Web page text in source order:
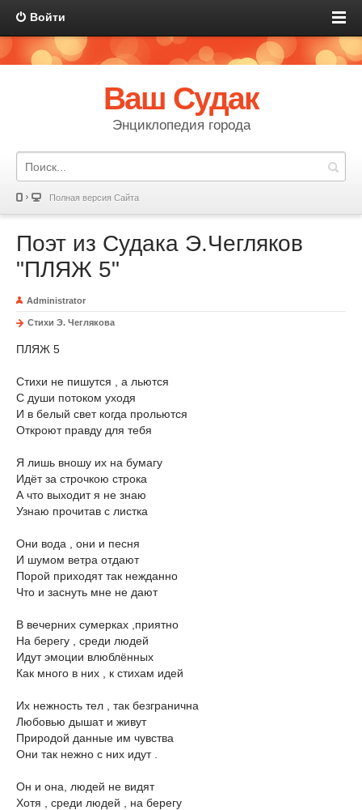
Войти
Ваш Судак
Энциклопедия города
Полная версия Сайта
Поэт из Судака Э.Чегляков
"ПЛЯЖ 5"
Administrator
Стихи Э. Чеглякова
ПЛЯЖ 5
Стихи не пишутся , а льются
С души потоком уходя
И в белый свет когда прольются
Откроют правду для тебя
Я лишь вношу их на бумагу
Идёт за строчкою строка
А что выходит я не знаю
Узнаю прочитав с листка
Они вода , они и песня
И шумом ветра отдают
Порой приходят так нежданно
Что и заснуть мне не дают
В вечерних сумерках ,приятно
На берегу , среди людей
Идут эмоции влюблённых
Как много в них , к стихам идей
Их нежность тел , так безгранична
Любовью дышат и живут
Природой данные им чувства
Они так нежно с них идут .
Он и она, людей не видят
Хотя , среди людей , на берегу